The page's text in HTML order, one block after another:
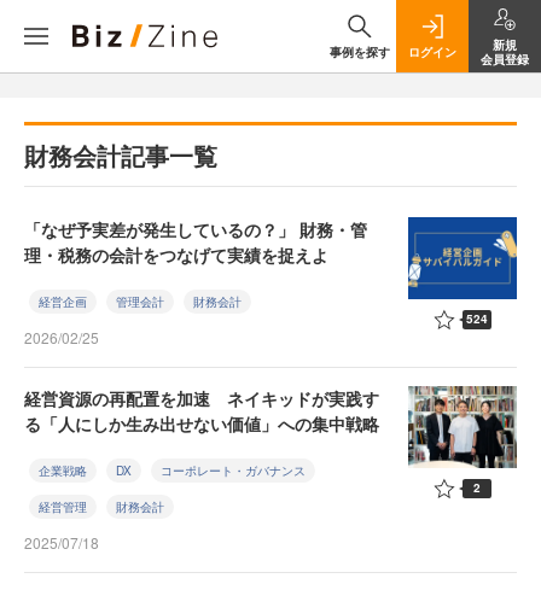
事例を探す ログイン
新規
会員登録
財務会計記事一覧
「なぜ予実差が発生しているの？」 財務・管
理・税務の会計をつなげて実績を捉えよ
経営企画 管理会計 財務会計
2026/02/25
524
経営資源の再配置を加速 ネイキッドが実践す
る「人にしか生み出せない価値」への集中戦略
企業戦略 DX コーポレート・ガバナンス
経営管理 財務会計
2025/07/18
2